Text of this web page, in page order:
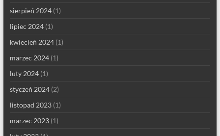
sierpień 2024(1)
lipiec 2024(1)
kwiecień 2024(1)
marzec 2024(1)
luty 2024(1)
styczeń 2024(2)
listopad 2023(1)
marzec 2023(1)